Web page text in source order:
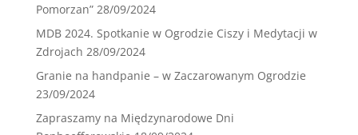
Pomorzan” 28/09/2024
MDB 2024. Spotkanie w Ogrodzie Ciszy i Medytacji w
Zdrojach 28/09/2024
Granie na handpanie – w Zaczarowanym Ogrodzie
23/09/2024
Zapraszamy na Międzynarodowe Dni